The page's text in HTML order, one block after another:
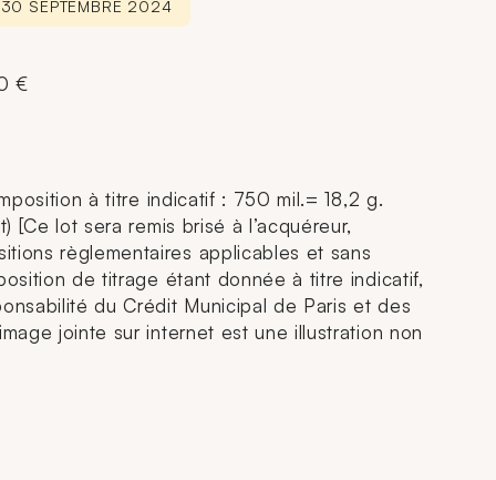
SEPTEMBRE 2024
€
à titre indicatif : 750 mil.= 18,2 g.
[Ce lot sera remis brisé à l’acquéreur,
règlementaires applicables et sans
de titrage étant donnée à titre indicatif,
du Crédit Municipal de Paris et des
jointe sur internet est une illustration non